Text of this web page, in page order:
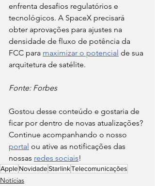
enfrenta desafios regulatórios e
tecnológicos. A SpaceX precisará
obter aprovações para ajustes na
densidade de fluxo de potência da
FCC para maximizar o potencial de sua
arquitetura de satélite.
Fonte: Forbes
Gostou desse conteúdo e gostaria de
ficar por dentro de novas atualizações?
Continue acompanhando o nosso
portal ou ative as notificações das
nossas redes sociais!
AppleNovidadeStarlinkTelecomunicações
Notícias